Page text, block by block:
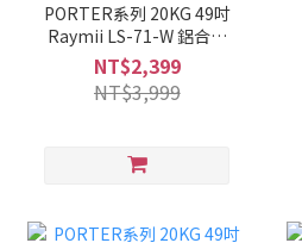
PORTER系列 20KG 49吋
Raymii LS-71-W 鋁合金
氣壓式螢幕壁掛支架 螢幕
架 螢幕壁掛架
NT$2,399
NT$3,999